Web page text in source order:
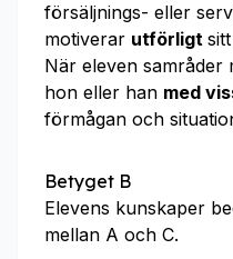
försäljnings- eller
motiverar utförligt
När eleven samråder
hon eller han med
förmågan och
Betyget B
Elevens kunskaper
mellan A och C.